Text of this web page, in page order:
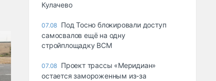
Кулачево
07.08 Под Тосно блокировали доступ
самосвалов ещё на одну
стройплощадку ВСМ
07.08 Проект трассы «Меридиан»
остается замороженным из-за